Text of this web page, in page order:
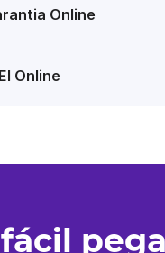
Online
Online
fácil